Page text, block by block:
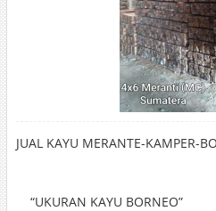
JUAL KAYU MERANTE-KAMPER-
“UKURAN KAYU BORNEO”